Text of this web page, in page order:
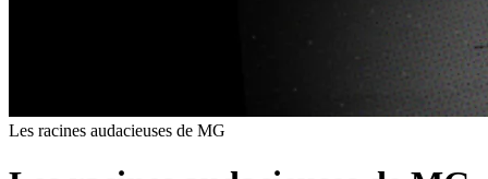
Les racines audacieuses de MG